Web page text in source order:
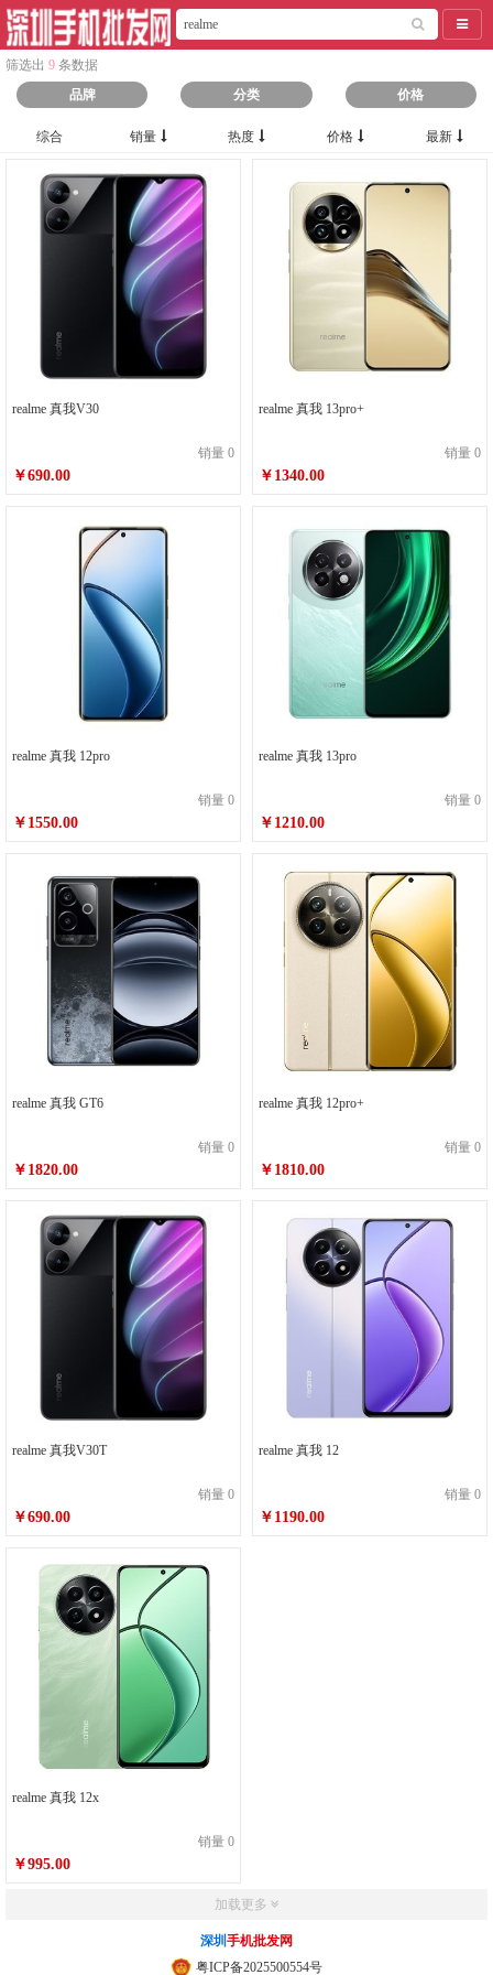
导航
筛选出 9 条数据
品牌
分类 价格
综合 销量 热度 价格 最新
realme 真我V30
销量 0
￥690.00
realme 真我 13pro+
销量 0
￥1340.00
realme 真我 12pro
销量 0
￥1550.00
realme 真我 13pro
销量 0
￥1210.00
realme 真我 GT6
销量 0
￥1820.00
realme 真我 12pro+
销量 0
￥1810.00
realme 真我V30T
销量 0
￥690.00
realme 真我 12
销量 0
￥1190.00
realme 真我 12x
销量 0
￥995.00
加载更多
深圳 手机批发网
粤ICP备2025500554号